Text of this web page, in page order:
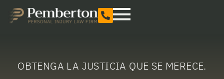
OBTENGA LA JUSTICIA QUE SE MERECE.